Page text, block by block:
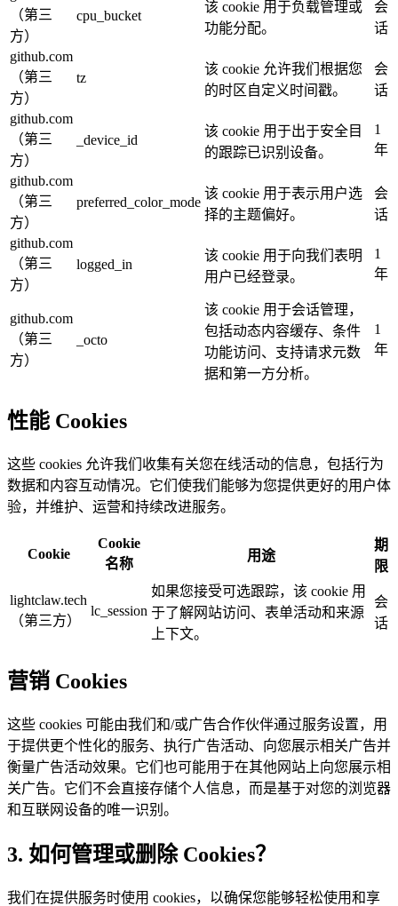
（第三
方）
cpu_bucket
该 cookie 用于负载管理或
功能分配。
会
话
github.com
（第三
方）
tz
该 cookie 允许我们根据您
的时区自定义时间戳。
会
话
github.com
（第三
方）
_device_id
该 cookie 用于出于安全目
的跟踪已识别设备。
1
年
github.com
（第三
方）
preferred_color_mode
该 cookie 用于表示用户选
择的主题偏好。
会
话
github.com
（第三
方）
logged_in
该 cookie 用于向我们表明
用户已经登录。
1
年
github.com
（第三
方）
_octo
该 cookie 用于会话管理，
包括动态内容缓存、条件
功能访问、支持请求元数
据和第一方分析。
1
年
性能 Cookies
这些 cookies 允许我们收集有关您在线活动的信息，包括行为
数据和内容互动情况。它们使我们能够为您提供更好的用户体
验，并维护、运营和持续改进服务。
Cookie
Cookie
名称
用途
期
限
lightclaw.tech
（第三方）
lc_session
如果您接受可选跟踪，该 cookie 用
于了解网站访问、表单活动和来源
上下文。
会
话
营销 Cookies
这些 cookies 可能由我们和/或广告合作伙伴通过服务设置，用
于提供更个性化的服务、执行广告活动、向您展示相关广告并
衡量广告活动效果。它们也可能用于在其他网站上向您展示相
关广告。它们不会直接存储个人信息，而是基于对您的浏览器
和互联网设备的唯一识别。
3. 如何管理或删除 Cookies？
我们在提供服务时使用 cookies，以确保您能够轻松使用和享